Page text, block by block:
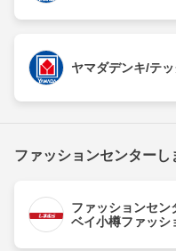
ヤマダデンキ/テ
ファッションセンター
ファッションセン
ベイ小樽ファッシ